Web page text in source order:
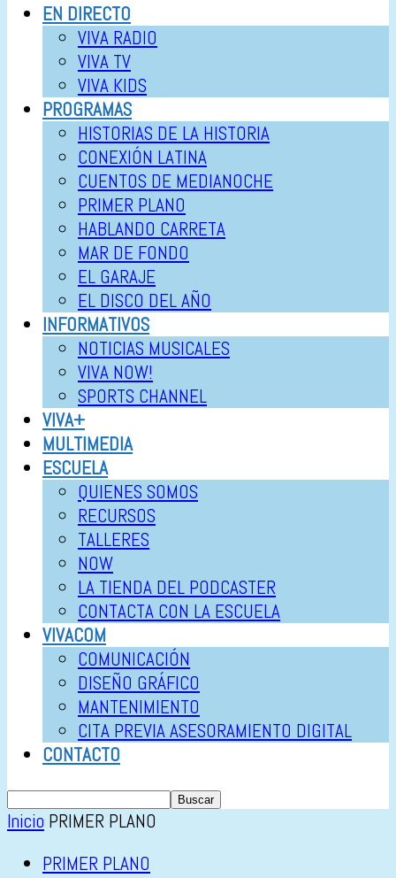
EN DIRECTO
VIVA RADIO
VIVA TV
VIVA KIDS
PROGRAMAS
HISTORIAS DE LA HISTORIA
CONEXIÓN LATINA
CUENTOS DE MEDIANOCHE
PRIMER PLANO
HABLANDO CARRETA
MAR DE FONDO
EL GARAJE
EL DISCO DEL AÑO
INFORMATIVOS
NOTICIAS MUSICALES
VIVA NOW!
SPORTS CHANNEL
VIVA+
MULTIMEDIA
ESCUELA
QUIENES SOMOS
RECURSOS
TALLERES
NOW
LA TIENDA DEL PODCASTER
CONTACTA CON LA ESCUELA
VIVACOM
COMUNICACIÓN
DISEÑO GRÁFICO
MANTENIMIENTO
CITA PREVIA ASESORAMIENTO DIGITAL
CONTACTO
Inicio PRIMER PLANO
PRIMER PLANO